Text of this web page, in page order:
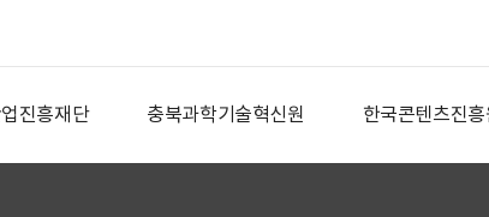
충북과학기술혁신원 한국콘텐츠진흥원 CKL 기업